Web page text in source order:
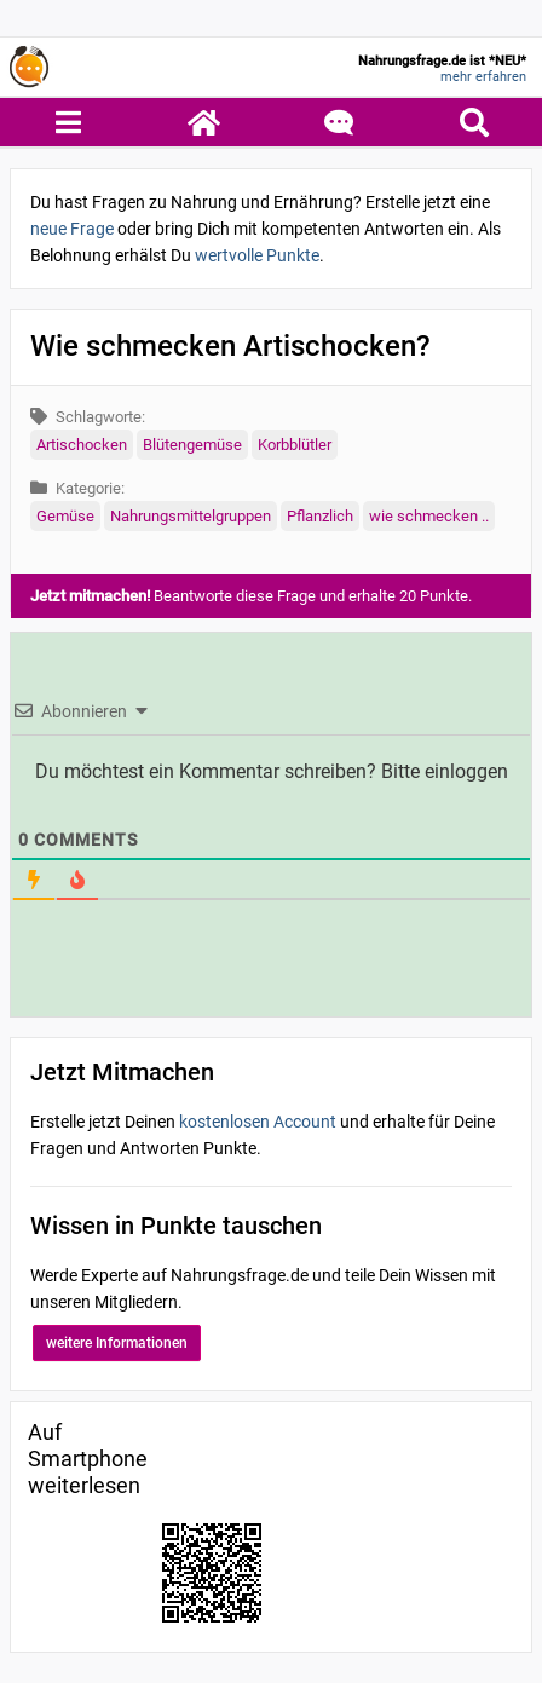
Nahrungsfrage.de ist *NEU*
mehr erfahren
Du hast Fragen zu Nahrung und Ernährung? Erstelle jetzt eine
neue Frageoder bring Dich mit kompetenten Antworten ein. Als
Belohnung erhälst Du wertvolle Punkte.
Wie schmecken Artischocken?
Schlagworte:
Artischocken
Blütengemüse Korbblütler
Kategorie:
Gemüse
Nahrungsmittelgruppen Pflanzlich wie schmecken ..
Jetzt mitmachen! Beantworte diese Frage und erhalte 20 Punkte.
Abonnieren
Du möchtest ein Kommentar schreiben? Bitte einloggen
0 COMMENTS
Jetzt Mitmachen
Erstelle jetzt Deinen kostenlosen Account und erhalte für Deine
Fragen und Antworten Punkte.
Wissen in Punkte tauschen
Werde Experte auf Nahrungsfrage.de und teile Dein Wissen mit
unseren Mitgliedern.
weitere Informationen
Auf
Smartphone
weiterlesen